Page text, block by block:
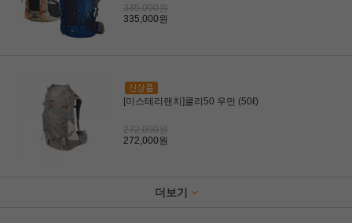
335,000원
335,000원
[미스테리랜치]쿨리50 우먼 (50ℓ)
272,000원
272,000원
더보기